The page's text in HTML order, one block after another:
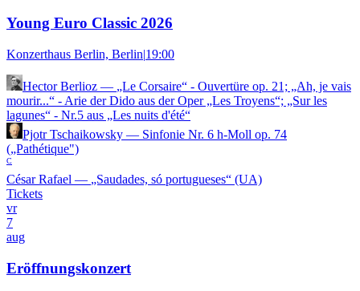
Young Euro Classic 2026
Konzerthaus Berlin, Berlin|19:00
Hector Berlioz — „Le Corsaire“ - Ouvertüre op. 21; „Ah, je vais
mourir...“ - Arie der Dido aus der Oper „Les Troyens“; „Sur les
lagunes“ - Nr.5 aus „Les nuits d'été“
Pjotr Tschaikowsky — Sinfonie Nr. 6 h-Moll op. 74
(„Pathétique")
C
César Rafael — „Saudades, só portugueses“ (UA)
Tickets
vr
7
aug
Eröffnungskonzert